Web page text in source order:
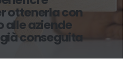
ottenerla con
alle aziende
conseguita